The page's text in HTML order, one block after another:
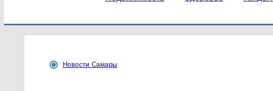
Новости Самары